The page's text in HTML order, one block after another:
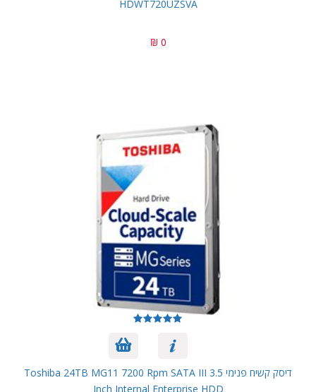
HDWT720UZSVA
0 ₪
דיסק קשיח פנימי Toshiba 24TB MG11 7200 Rpm SATA III 3.5
Inch Internal Enterprise HDD